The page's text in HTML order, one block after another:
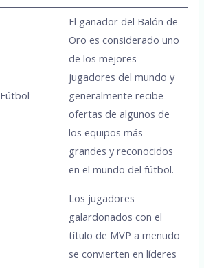
Fútbol
El ganador del Balón de
Oro es considerado uno
de los mejores
jugadores del mundo y
generalmente recibe
ofertas de algunos de
los equipos más
grandes y reconocidos
en el mundo del fútbol.
Los jugadores
galardonados con el
título de MVP a menudo
se convierten en líderes